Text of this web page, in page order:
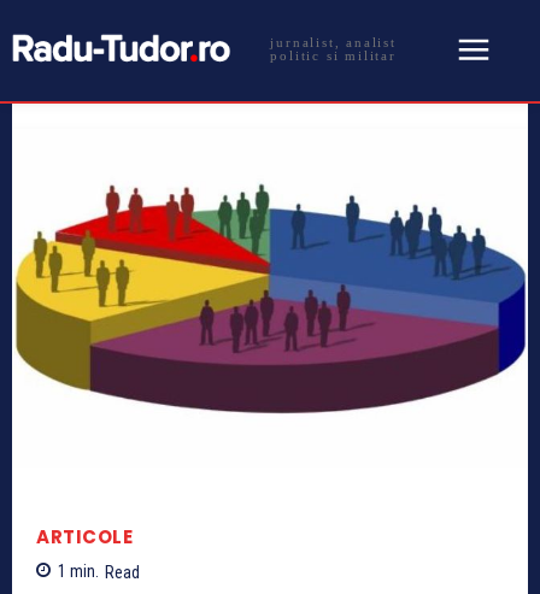
jurnalist, analist
politic si militar
ARTICOLE
1 min. Read